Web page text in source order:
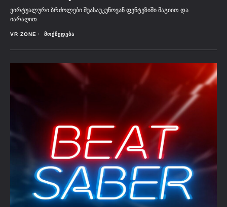
ვირტუალური ბრძოლები შუასაუკუნოვან ფენტეზიში მაგიით და
იარაღით.
VR ZONE ᲛᲝᲥᲛᲔᲓᲔᲑᲐ